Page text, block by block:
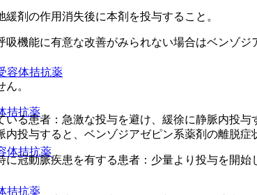
容体拮抗薬
拮抗薬
体拮抗薬
拮抗薬
剤の作用消失後に本剤を投与すること。
機能に有意な改善がみられない場合はベンゾ
る患者：急激な投与を避け、緩徐に静脈内投
投与すると、ベンゾジアゼピン系薬剤の離脱症
冠動脈疾患を有する患者：少量より投与を開
。